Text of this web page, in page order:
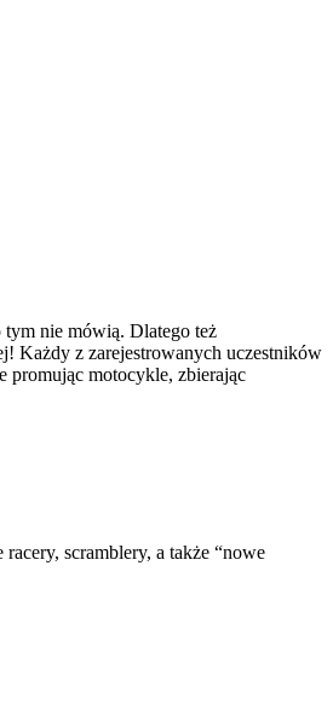
tym nie mówią. Dlatego też
Każdy z zarejestrowanych uczestników
promując motocykle, zbierając
scramblery, a także “nowe